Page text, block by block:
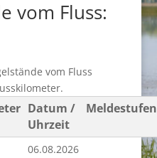
vom Fluss:
vom Fluss
Datum /
Uhrzeit
Meldestufen
06.08.2026